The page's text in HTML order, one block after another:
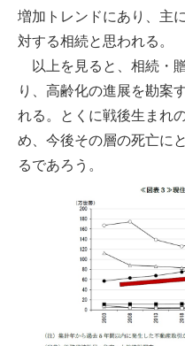
増加トレンドにあり、主
対する相続と思われる。
以上を見ると、相続・
り、高齢化の進展を勘案
れる。とくに戦後生まれ
め、今後その層の死亡に
るであろう。